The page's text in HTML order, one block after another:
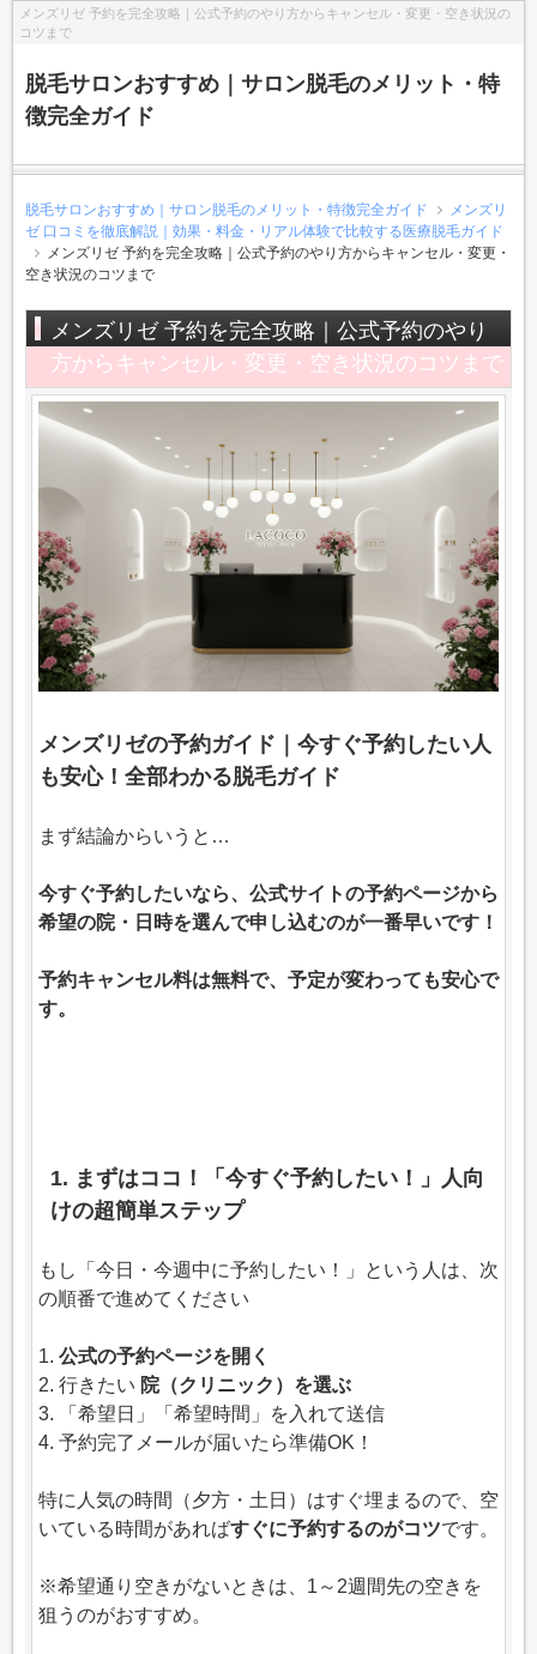
メンズリゼ 予約を完全攻略｜公式予約のやり方からキャンセル・変更・空き状況の
コツまで
脱毛サロンおすすめ｜サロン脱毛のメリット・特
徴完全ガイド
脱毛サロンおすすめ｜サロン脱毛のメリット・特徴完全ガイド
メンズリ
ゼ 口コミを徹底解説｜効果・料金・リアル体験で比較する医療脱毛ガイド
メンズリゼ 予約を完全攻略｜公式予約のやり方からキャンセル・変更・
空き状況のコツまで
メンズリゼ 予約を完全攻略｜公式予約のやり
方からキャンセル・変更・空き状況のコツまで
メンズリゼの予約ガイド｜今すぐ予約したい人
も安心！全部わかる脱毛ガイド
まず結論からいうと…
今すぐ予約したいなら、公式サイトの予約ページから
希望の院・日時を選んで申し込むのが一番早いです！
予約キャンセル料は無料で、予定が変わっても安心で
す。
1. まずはココ！「今すぐ予約したい！」人向
けの超簡単ステップ
もし「今日・今週中に予約したい！」という人は、次
の順番で進めてください
1. 公式の予約ページを開く
2. 行きたい 院（クリニック）を選ぶ
3. 「希望日」「希望時間」を入れて送信
4. 予約完了メールが届いたら準備OK！
特に人気の時間（夕方・土日）はすぐ埋まるので、空
いている時間があればすぐに予約するのがコツです。
※希望通り空きがないときは、1～2週間先の空きを
狙うのがおすすめ。